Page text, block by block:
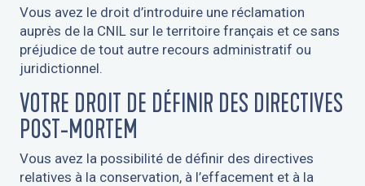
Vous avez le droit d’introduire une réclamation
auprès de la CNIL sur le territoire français et ce sans
préjudice de tout autre recours administratif ou
juridictionnel.
VOTRE DROIT DE DÉFINIR DES DIRECTIVES
POST-MORTEM
Vous avez la possibilité de définir des directives
relatives à la conservation, à l’effacement et à la